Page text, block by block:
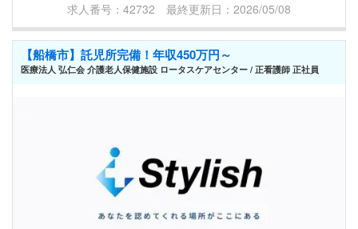
求人番号：42732 最終更新日：2026/05/08
【船橋市】託児所完備！年収450万円～
医療法人 弘仁会 介護老人保健施設 ロータスケアセンター / 正看護師 正社員